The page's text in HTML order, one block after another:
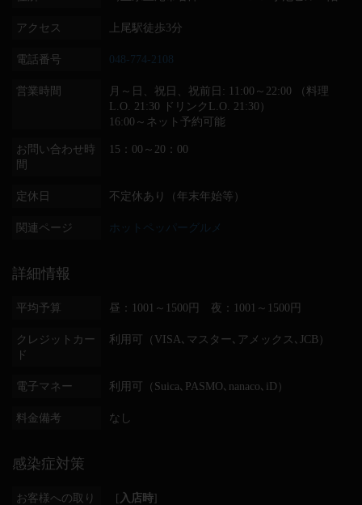
アクセス 上尾駅徒歩3分
電話番号 048-774-2108
営業時間
月～日、祝日、祝前日: 11:00～22:00 （料理
L.O. 21:30 ドリンクL.O. 21:30）
16:00～ネット予約可能
お問い合わせ時
間
15：00～20：00
定休日 不定休あり（年末年始等）
関連ページ ホットペッパーグルメ
詳細情報
平均予算 昼：1001～1500円 夜：1001～1500円
クレジットカー
ド
利用可（VISA､マスター､アメックス､JCB）
電子マネー 利用可（Suica､PASMO､nanaco､iD）
料金備考 なし
感染症対策
お客様への取り
[ 入店時]